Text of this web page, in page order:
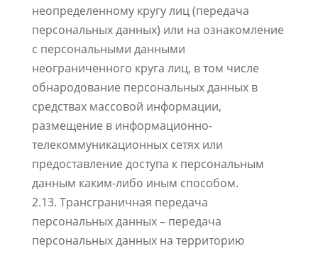
неопределенному кругу лиц (передача
персональных данных) или на ознакомление
с персональными данными
неограниченного круга лиц, в том числе
обнародование персональных данных в
средствах массовой информации,
размещение в информационно-
телекоммуникационных сетях или
предоставление доступа к персональным
данным каким-либо иным способом.
2.13. Трансграничная передача
персональных данных – передача
персональных данных на территорию